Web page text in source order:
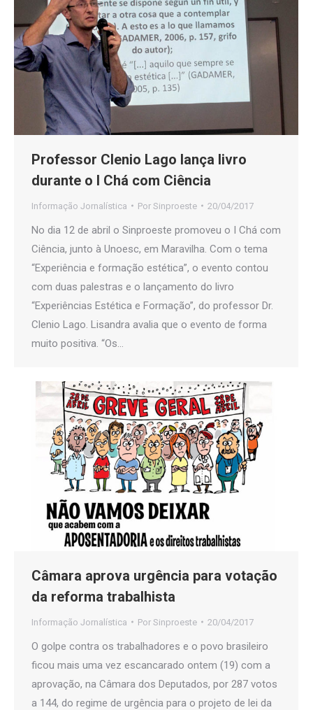
Professor Clenio Lago lança livro
durante o I Chá com Ciência
Informação Jornalística Por Sinproeste 20/04/2017
No dia 12 de abril o Sinproeste promoveu o I Chá com
Ciência, junto à Unoesc, em Maravilha. Com o tema
“Experiência e formação estética”, o evento contou
com duas palestras e o lançamento do livro
“Experiências Estética e Formação”, do professor Dr.
Clenio Lago. Lisandra avalia que o evento de forma
muito positiva. “Os…
Câmara aprova urgência para votação
da reforma trabalhista
Informação Jornalística Por Sinproeste 20/04/2017
O golpe contra os trabalhadores e o povo brasileiro
ficou mais uma vez escancarado ontem (19) com a
aprovação, na Câmara dos Deputados, por 287 votos
a 144, do regime de urgência para o projeto de lei da